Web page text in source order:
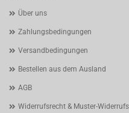
Über uns
Zahlungsbedingungen
Versandbedingungen
Bestellen aus dem Ausland
AGB
Widerrufsrecht & Muster-